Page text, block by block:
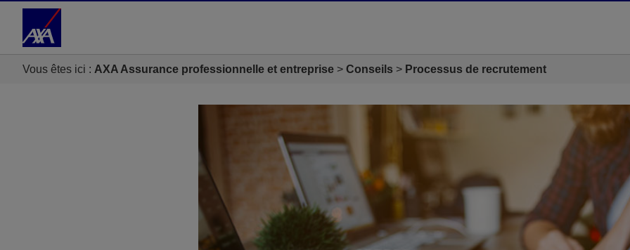
Accéder au Contenu
Vous êtes ici : AXA Assurance professionnelle et entreprise Conseils Processus de recrutement